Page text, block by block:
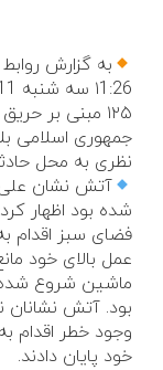
به گزارش
۱۲۵ مبنی بر
نظری به محل
آتش نشان علی
شده بود اظهار
فضای سبز اقدام
عمل بالای خود
ماشین شروع
بود. آتش نشانان
وجود خطر اقدام
خود پایان دادند.